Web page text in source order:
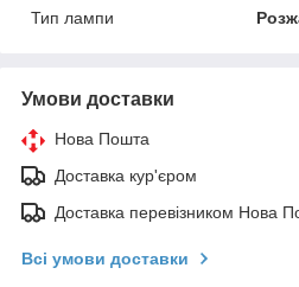
Тип лампи
Умови доставки
Нова Пошта
Доставка кур'єром
Доставка перевізником Нова
Всі умови доставки